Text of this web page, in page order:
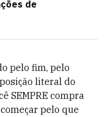
de
pelo fim, pelo
literal do
SEMPRE compra
pelo que